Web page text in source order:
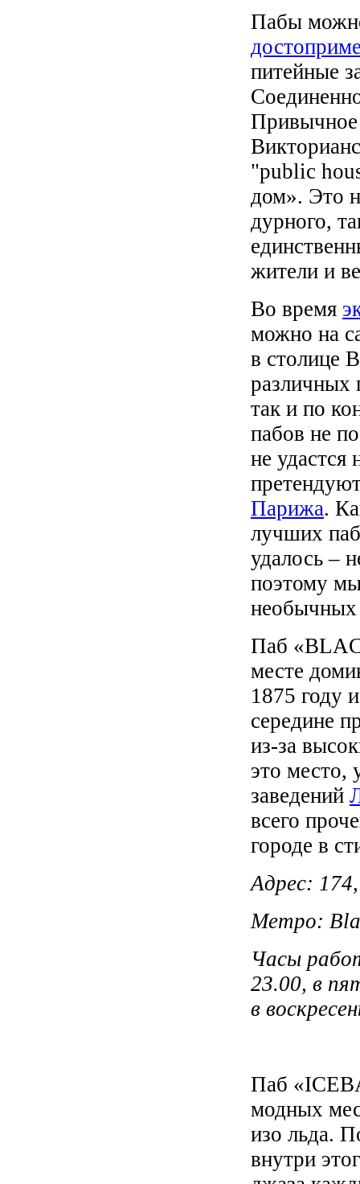
Пабы
питейные
Привычное
"public
дом». Это
дурного,
жители и
Во время
можно на
в столице
различных
так и по
пабов не
не удастся
Парижа.
лучших
удалось –
поэтому
необычных
Паб
месте
1875 году
середине
из-за
это место,
заведений
всего
городе в
Адрес:
Метро:
Часы
23.00, в
в
Паб
модных
изо льда.
внутри